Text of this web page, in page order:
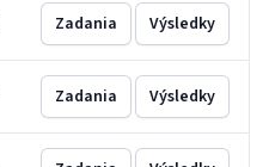
Zadania Výsledky
Zadania Výsledky